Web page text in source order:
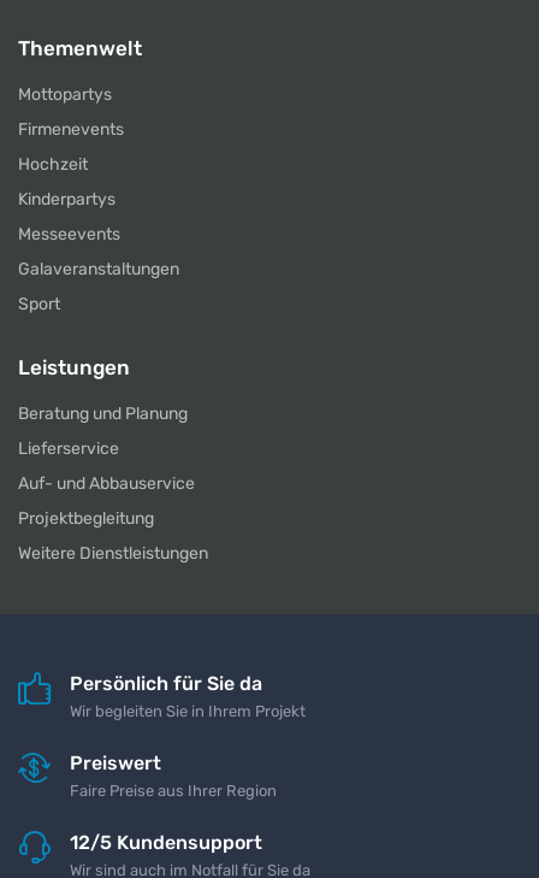
Themenwelt
Mottopartys
Firmenevents
Hochzeit
Kinderpartys
Messeevents
Galaveranstaltungen
Sport
Leistungen
Beratung und Planung
Lieferservice
Auf- und Abbauservice
Projektbegleitung
Weitere Dienstleistungen
Persönlich für Sie da
Wir begleiten Sie in Ihrem Projekt
Preiswert
Faire Preise aus Ihrer Region
12/5 Kundensupport
Wir sind auch im Notfall für Sie da